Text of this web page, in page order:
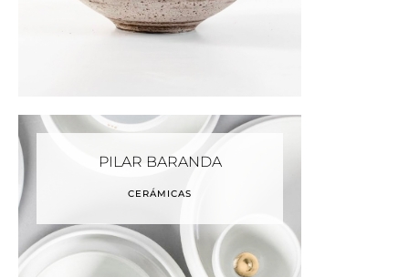
PILAR BARANDA
CERÁMICAS